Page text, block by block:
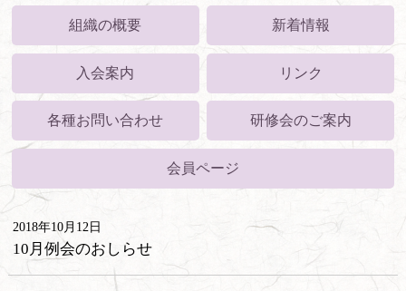
組織の概要 新着情報
入会案内 リンク
各種お問い合わせ 研修会のご案内
会員ページ
2018年10月12日
10月例会のおしらせ